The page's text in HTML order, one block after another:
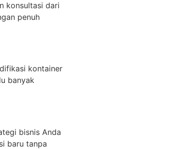
konsultasi dari
penuh
kontainer
banyak
bisnis Anda
baru tanpa